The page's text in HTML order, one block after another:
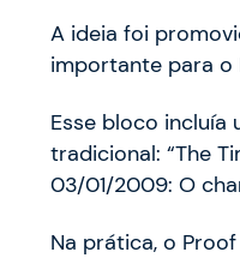
A ideia foi
importante para o
Esse bloco
tradicional: “The
03/01/2009: O
Na prática, o